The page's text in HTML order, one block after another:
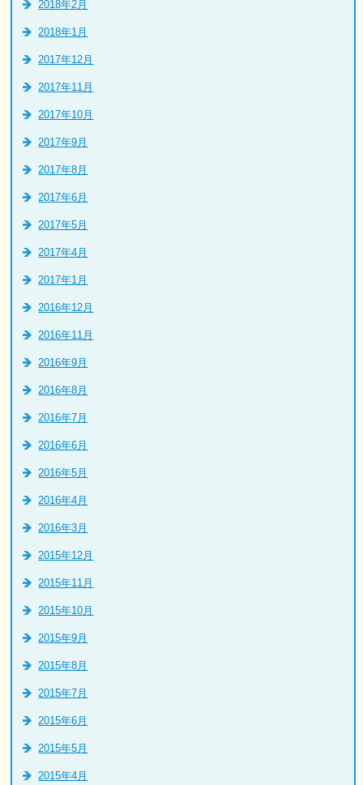
2018年2月
2018年1月
2017年12月
2017年11月
2017年10月
2017年9月
2017年8月
2017年6月
2017年5月
2017年4月
2017年1月
2016年12月
2016年11月
2016年9月
2016年8月
2016年7月
2016年6月
2016年5月
2016年4月
2016年3月
2015年12月
2015年11月
2015年10月
2015年9月
2015年8月
2015年7月
2015年6月
2015年5月
2015年4月